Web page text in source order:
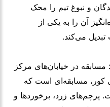
و نبوغ تیم را محک
آن را به یکی از
می‌کند.
در خیابان‌های مرکز
کور، مسابقه‌ای است که
زرد، برخوردها و